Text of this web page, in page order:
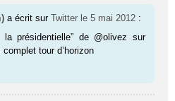
a écrit surTwitter le 5 mai 2012 :
la présidentielle” de @olivez sur
complet tour d’horizon